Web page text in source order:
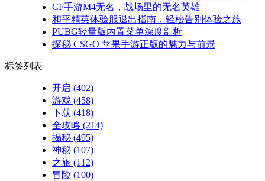
CF手游M4无名，战场里的无名英雄
和平精英体验服退出指南，轻松告别体验之旅
PUBG轻量版内置菜单深度剖析
探秘 CSGO 苹果手游正版的魅力与前景
标签列表
开启 (402)
游戏 (458)
下载 (418)
全攻略 (214)
揭秘 (495)
神秘 (107)
之旅 (112)
冒险 (100)